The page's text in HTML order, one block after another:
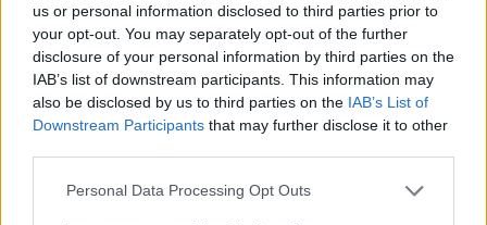
us or personal information disclosed to third parties prior to
your opt-out. You may separately opt-out of the further
disclosure of your personal information by third parties on the
IAB’s list of downstream participants. This information may
also be disclosed by us to third parties on the IAB’s List of
Downstream Participants that may further disclose it to other
Personal Data Processing Opt Outs
Την πρώτη θέση στις επιλογές των ανεξερεύνητων νησιών
καταλαμβάνει η Τήνος σύμφωνα με το Conde Nast Traveller. To
έγκυρο ταξιδιωτικό περιοδικό στην αναφορά του για τη «Μούσα
του Αιγαίου» τονίζει ότι «βιώνει κάτι σαν αναγέννηση τα τελευταία
χρόνια» αναγνωρίζοντας...